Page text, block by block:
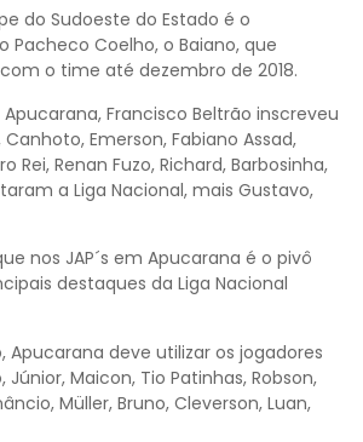
do Sudoeste do Estado é o
Pacheco Coelho, o Baiano, que
o time até dezembro de 2018.
Francisco Beltrão inscreveu
Emerson, Fabiano Assad,
Rei, Renan Fuzo, Richard, Barbosinha,
a Liga Nacional, mais Gustavo,
nos JAP´s em Apucarana é o pivô
destaques da Liga Nacional
Apucarana deve utilizar os jogadores
Júnior, Maicon, Tio Patinhas, Robson,
Müller, Bruno, Cleverson, Luan,